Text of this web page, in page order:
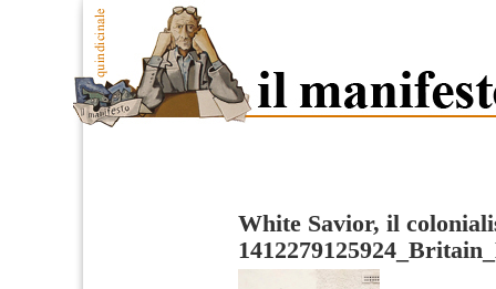
White Savior, il